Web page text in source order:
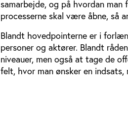
samarbejde, og på hvordan
processerne skal være åbne, så
Blandt hovedpointerne er i
personer og aktører. Blandt
niveauer, men også at tage de
felt, hvor man ønsker en indsats,